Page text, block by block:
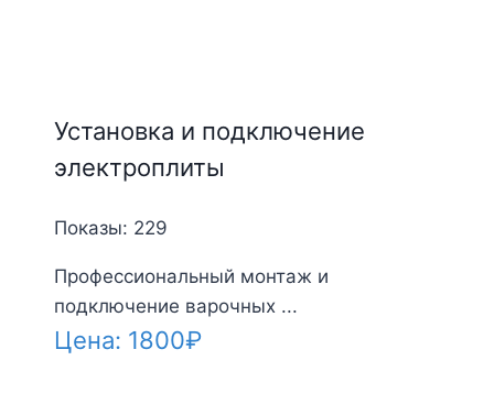
Установка и подключение
электроплиты
Показы: 229
Профессиональный монтаж и
подключение варочных ...
Цена: 1800₽